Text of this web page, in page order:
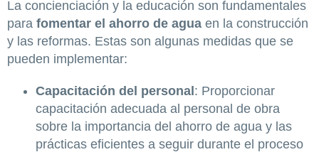
La concienciación y la educación son fundamentales
para fomentar el ahorro de agua en la construcción
y las reformas. Estas son algunas medidas que se
pueden implementar:
Capacitación del personal: Proporcionar
capacitación adecuada al personal de obra
sobre la importancia del ahorro de agua y las
prácticas eficientes a seguir durante el proceso